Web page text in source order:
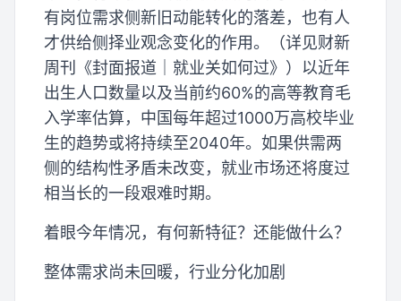
有岗位需求侧新旧动能转化的落差，也有人
才供给侧择业观念变化的作用。（详见财新
周刊《封面报道｜就业关如何过》）以近年
出生人口数量以及当前约60%的高等教育毛
入学率估算，中国每年超过1000万高校毕业
生的趋势或将持续至2040年。如果供需两
侧的结构性矛盾未改变，就业市场还将度过
相当长的一段艰难时期。
着眼今年情况，有何新特征？还能做什么？
整体需求尚未回暖，行业分化加剧